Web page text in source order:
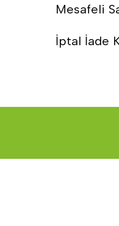
Mesafeli
İptal İade